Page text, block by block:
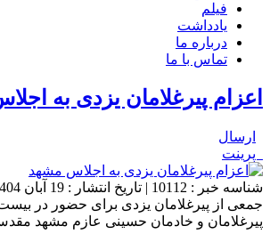
فیلم
یادداشت
درباره ما
تماس با ما
اعزام پیرغلامان یزدی به
ارسال
پرینت
شناسه خبر : 10112 | تاریخ انتشار : 19 آبان 1404 - 21:15 |
جمعی از پیرغلامان یزدی برای حضور در
پیرغلامان و خادمان حسینی عازم مشهد